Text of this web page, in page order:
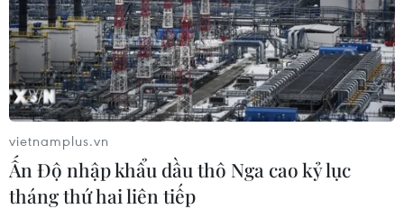
vietnamplus.vn
Ấn Độ nhập khẩu dầu thô Nga cao kỷ lục
tháng thứ hai liên tiếp